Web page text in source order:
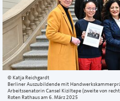
Katja Reichgardt
Berliner Auszubildende mit
Arbeitssenatorin Cansel Kiziltepe (zweite von
Roten Rathaus am 6. März 2025